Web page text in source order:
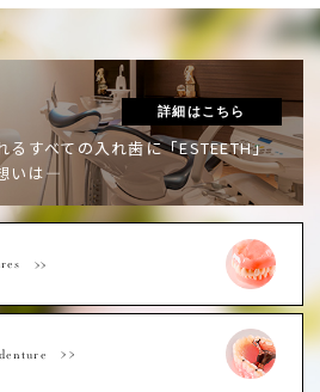
すべての入れ歯に「ESTEETH」
いは―
詳細はこちら